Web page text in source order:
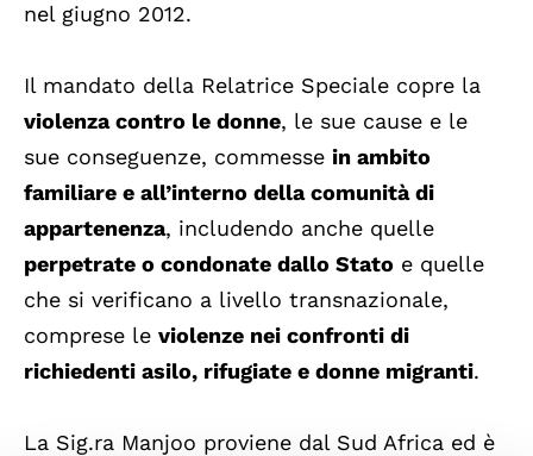
nel giugno 2012.
Il mandato della Relatrice Speciale copre la
violenza contro le donne, le sue cause e le
sue conseguenze, commesse in ambito
familiare e all’interno della comunità di
appartenenza, includendo anche quelle
perpetrate o condonate dallo Stato e quelle
che si verificano a livello transnazionale,
comprese le violenze nei confronti di
richiedenti asilo, rifugiate e donne migranti.
La Sig.ra Manjoo proviene dal Sud Africa ed è